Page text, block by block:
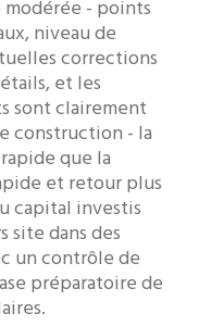
- points
niveau de
corrections
et les
sont clairement
construction - la
que la
et retour plus
capital investis
site dans des
un contrôle de
préparatoire de